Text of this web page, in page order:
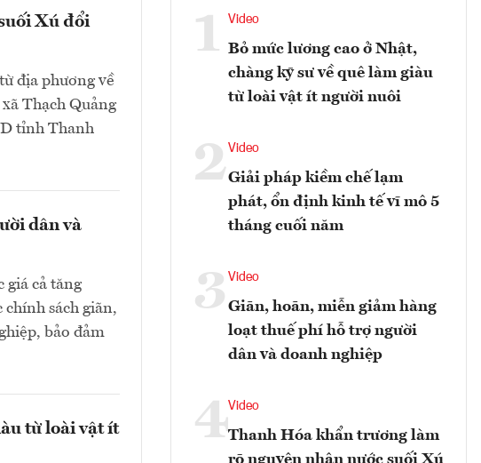
Xú đổi
địa phương về
Thạch Quảng
tỉnh Thanh
dân và
giá cả tăng
sách giãn,
bảo đảm
từ loài vật ít
1 Video
Bỏ mức lương cao ở Nhật,
chàng kỹ sư về quê làm giàu
từ loài vật ít người nuôi
2Video
Giải pháp kiềm chế lạm
phát, ổn định kinh tế vĩ mô 5
tháng cuối năm
3 Video
Giãn, hoãn, miễn giảm hàng
loạt thuế phí hỗ trợ người
dân và doanh nghiệp
4Video
Thanh Hóa khẩn trương làm
rõ nguyên nhân nước suối Xú